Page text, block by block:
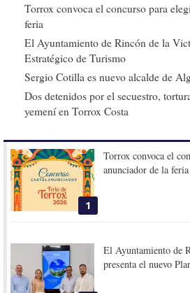
Torrox convoca el concurso para
feria
El Ayuntamiento de Rincón de la
Estratégico de Turismo
Sergio Cotilla es nuevo alcalde de
Dos detenidos por el secuestro,
yemení en Torrox Costa
1
Torrox convoca el
anunciador de la feria
El Ayuntamiento de
presenta el nuevo